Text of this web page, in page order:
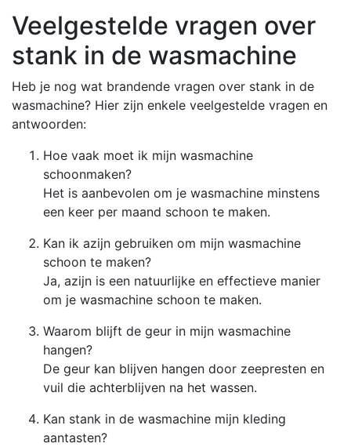
Veelgestelde vragen over
stank in de wasmachine
Heb je nog wat brandende vragen over stank in de
wasmachine? Hier zijn enkele veelgestelde vragen en
antwoorden:
Hoe vaak moet ik mijn wasmachine
schoonmaken?
Het is aanbevolen om je wasmachine minstens
een keer per maand schoon te maken.
Kan ik azijn gebruiken om mijn wasmachine
schoon te maken?
Ja, azijn is een natuurlijke en effectieve manier
om je wasmachine schoon te maken.
Waarom blijft de geur in mijn wasmachine
hangen?
De geur kan blijven hangen door zeepresten en
vuil die achterblijven na het wassen.
Kan stank in de wasmachine mijn kleding
aantasten?